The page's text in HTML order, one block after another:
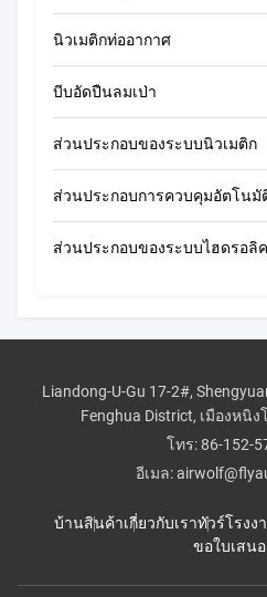
นิวเมติกท่ออากาศ
บีบอัดปืนลมเป่า
ส่วนประกอบของระบบนิวเมติก
ส่วนประกอบการควบคุมอัตโนมั
ส่วนประกอบของระบบไฮดรอลิค
Liandong-U-Gu 17-2#,
Fenghua District, เมืองหนิ
โทร:86-152-
อีเมล:
บ้านสินค้าเกี่ยวกับเราทัวร์โรงง
ขอใบเสน